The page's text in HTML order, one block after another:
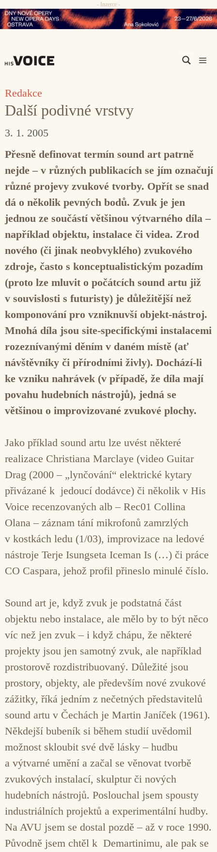
Přeskočit
na
- Inzerce -
Redakce
Další podivné vrstvy
3. 1. 2005
Přesně definovat termín sound art patrně
nejde – v různých publikacích se jím označují
různé projevy zvukové tvorby. Opřít se snad
dá o několik pevných bodů. Zvuk je jen
jednou ze součástí většinou výtvarného díla –
například objektu, instalace či videa. Zrod
nového (či jinak neobvyklého) zvukového
zdroje, často s konceptualistickým pozadím
(proto lze mluvit o počátcích sound artu již
v souvislosti s futuristy) je důležitější než
komponování pro vzniknuvší objekt-nástroj.
Mnohá díla jsou site-specifickými instalacemi
rozeznívanými děním v daném místě (ať
návštěvníky či přírodními živly). Dochází-li
ke vzniku nahrávek (v případě, že díla mají
povahu hudebních nástrojů), jedná se
většinou o improvizované zvukové plochy.
Jako příklad sound artu lze uvést některé
realizace Christiana Marclaye (video Guitar
Drag (2000 – „lynčování“ elektrické kytary
přivázané k jedoucí dodávce) či několik v His
Voice recenzovaných alb – Rec01 Collina
Olana – záznam tání mikrofonů zamrzlých
v kostkách ledu (1/03), improvizace na ledové
nástroje Terje Isungseta Iceman Is (…) či práce
CO Caspara, jehož profil přineslo minulé číslo.
Sound art je, když zvuk je podstatná část
objektu nebo instalace, ale mělo by to být něco
víc než jen zvuk – i když chápu, že některé
projekty jsou jen samotný zvuk, ale například
prostorově rozdistribuovaný. Důležité jsou
prostory, objekty, ale především nové zvukové
zážitky, říká jedním z nečetných představitelů
sound artu v Čechách je Martin Janíček (1961).
Někdejší bubeník si během studií uvědomil
možnost skloubit své dvě lásky – hudbu
a výtvarné umění a začal se věnovat tvorbě
zvukových instalací, skulptur či nových
hudebních nástrojů. Poslouchal jsem spousty
industriálních projektů a experimentální hudby.
Na AVU jsem se dostal pozdě – až v roce 1990.
Původně jsem chtěl k Demartinimu, ale pak se